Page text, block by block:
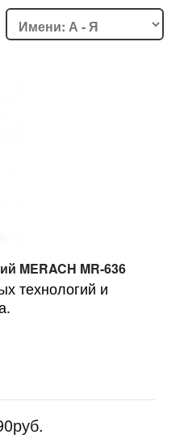
MERACH MR-636
технологий и